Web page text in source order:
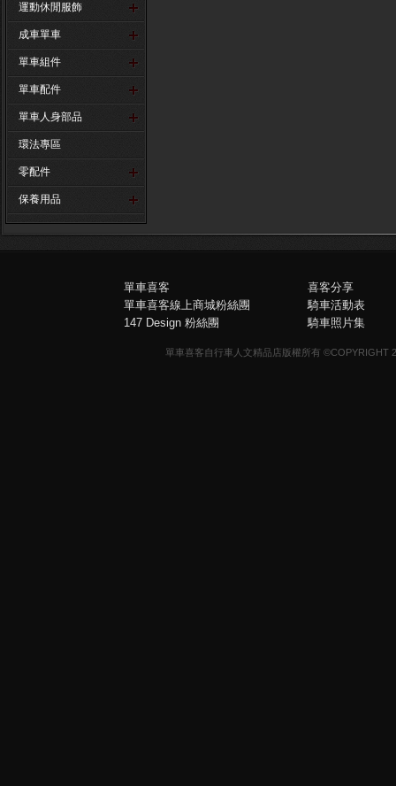
運動休閒服飾
成車單車
單車組件
單車配件
單車人身部品
環法專區
零配件
保養用品
單車喜客
單車喜客線上商城粉絲團
147 Design 粉絲團
喜客分享
騎車活動表
騎車照片集
單車喜客自行車人文精品店版權所有